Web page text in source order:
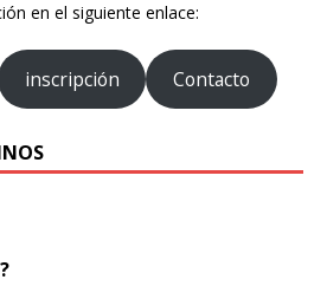
en el siguiente enlace:
inscripción Contacto